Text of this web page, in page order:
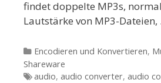
findet doppelte MP3s,
Lautstärke von MP3-
Kategorien
Encodieren und Konvertieren,
Shareware
Tags
audio, audio converter, audio